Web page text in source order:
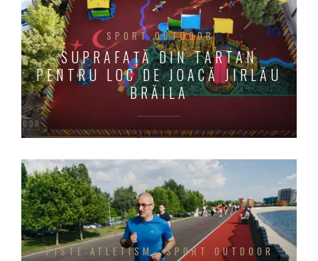
SPORT OUTDOOR
SUPRAFAȚĂ DIN TARTAN
PENTRU LOC DE JOACĂ JIRLĂU
BRĂILA
PISTE ATLETISM SPORT OUTDOOR